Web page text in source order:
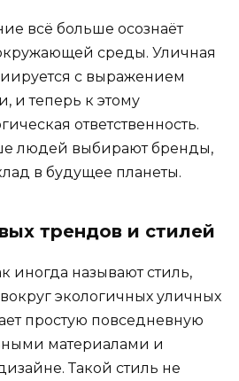
всё больше осознаёт
среды. Уличная
с выражением
и теперь к этому
ответственность.
людей выбирают бренды,
в будущее планеты.
трендов и стилей
иногда называют стиль,
экологичных уличных
простую повседневную
материалами и
Такой стиль не